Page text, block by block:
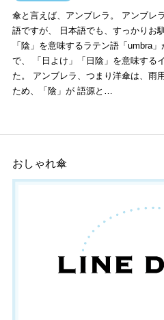
傘と言えば、アンブレラ。 アンブレ
語ですが、 日本語でも、すっかりお
「陰」を意味するラテン語「umbra
で、 「日よけ」「日陰」を意味する
た。 アンブレラ、つまり洋傘は、雨
ため、「陰」が 語源と…
おしゃれ傘